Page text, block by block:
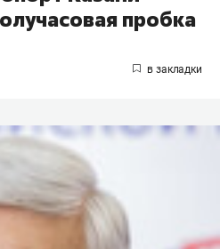
пробка